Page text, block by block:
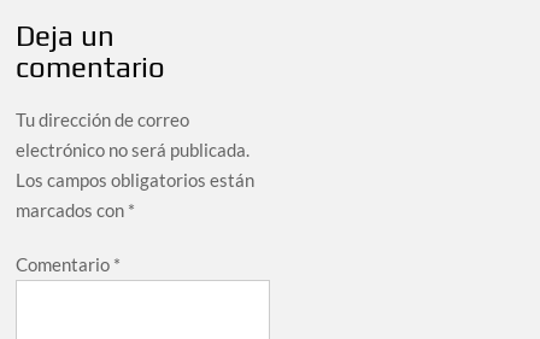
Deja un
comentario
Tu dirección de correo
electrónico no será publicada.
Los campos obligatorios están
marcados con *
Comentario *